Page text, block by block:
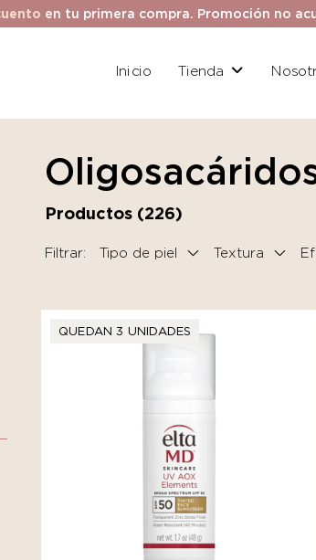
en tu primera compra. Promoción no
Inicio Tienda
Productos (226)
Filtrar: Tipo de piel Textura
QUEDAN 3 UNIDADES